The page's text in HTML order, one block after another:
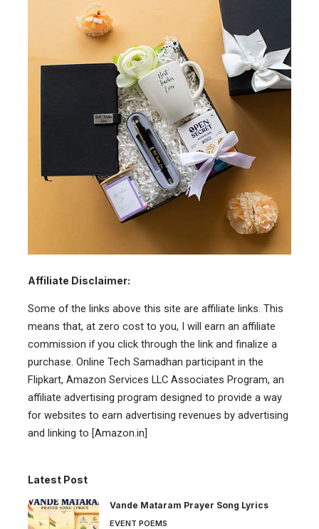
Affiliate Disclaimer:
Some of the links above this site are affiliate links. This
means that, at zero cost to you, I will earn an affiliate
commission if you click through the link and finalize a
purchase. Online Tech Samadhan participant in the
Flipkart, Amazon Services LLC Associates Program, an
affiliate advertising program designed to provide a way
for websites to earn advertising revenues by advertising
and linking to [Amazon.in]
Latest Post
Vande Mataram Prayer Song Lyrics
EVENT POEMS